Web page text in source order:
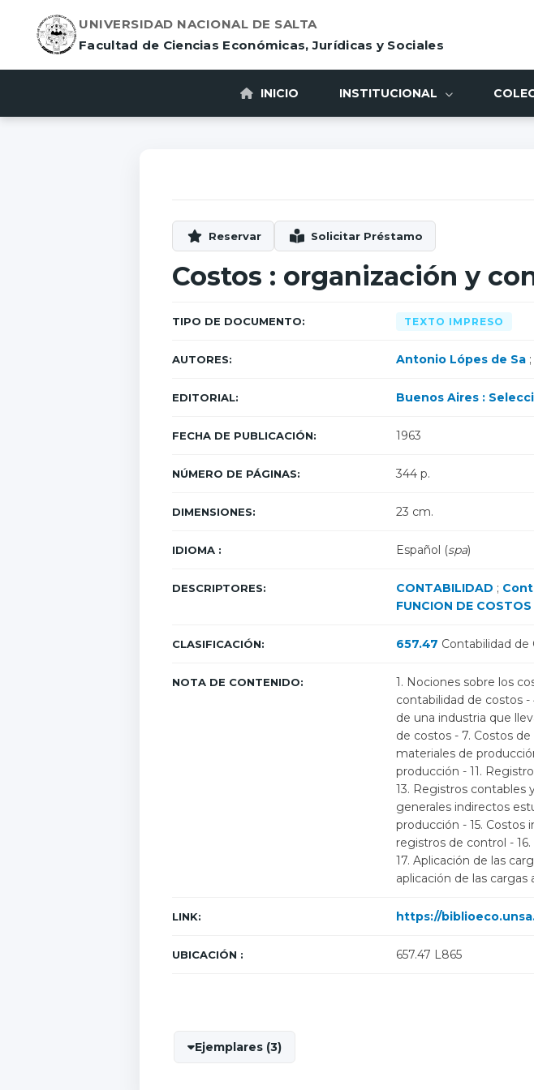
UNIVERSIDAD NACIONAL DE SALTA
Facultad de Ciencias Económicas, Jurídicas y Sociales
INICIO INSTITUCIONAL
Costos : organización y
TIPO DE DOCUMENTO: TEXTO IMPRESO
AUTORES: Antonio Lópes de Sa ;
EDITORIAL: Buenos Aires :
FECHA DE PUBLICACIÓN: 1963
NÚMERO DE PÁGINAS: 344 p.
DIMENSIONES: 23 cm.
IDIOMA : Español (spa)
DESCRIPTORES: CONTABILIDAD ;
FUNCION DE COSTOS
CLASIFICACIÓN: 657.47 Contabilidad de
NOTA DE CONTENIDO:
1. Nociones sobre los
contabilidad de costos
de una industria que
de costos - 7. Costos
materiales de
producción - 11.
13. Registros contables
generales indirectos
producción - 15. Costos
registros de control -
17. Aplicación de las
aplicación de las
LINK: https://
UBICACIÓN : 657.47 L865
Ejemplares (3)